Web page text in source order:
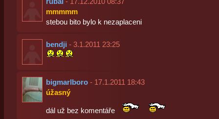
mmmmm
stebou bito bylo k nezaplaceni
bendji - 3.1.2011 23:25
bigmarlboro- 17.1.2011 18:43
úžasný
dál už bez komentáře